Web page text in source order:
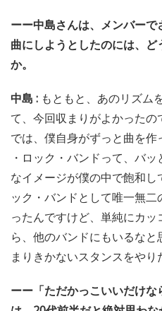
ーー中島さんは、メンバー
曲にしようとしたのには、
か。
中島 : もともと、あのリズム
て、今回収まりがよかった
では、僕自身がずっと曲を
・ロック・バンドって、バ
なイメージが僕の中で飽和
ック・バンドとして唯一無
ったんですけど、単純にカ
ら、他のバンドにもいるな
まりきかないスタンスをやり
ーー「ただかっこいいだけ